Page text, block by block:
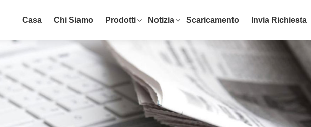
Casa Chi Siamo Prodotti Notizia Scaricamento Invia Richiesta